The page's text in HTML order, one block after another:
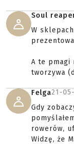
Soul
W
A te pmagi
tworzywa
Felga21-
Gdy
rowerów,
Widzę, że